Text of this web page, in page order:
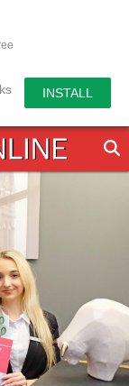
INSTALL